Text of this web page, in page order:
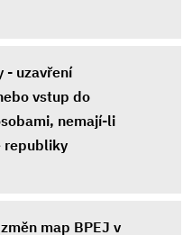
- uzavření
vstup do
nemají-li
republiky
map BPEJ v